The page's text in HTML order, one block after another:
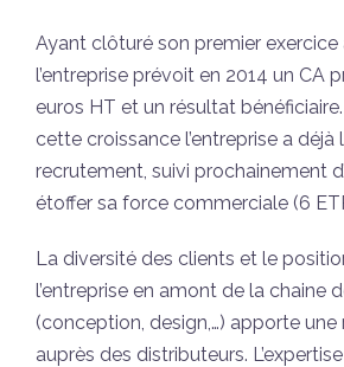
Ayant clôturé son premier exercice
l’entreprise prévoit en 2014 un CA
euros HT et un résultat
cette croissance l’entreprise a
recrutement, suivi prochainement
étoffer sa force commerciale (6
La diversité des clients et le
l’entreprise en amont de la chaine
(conception, design,…) apporte
auprès des distributeurs.